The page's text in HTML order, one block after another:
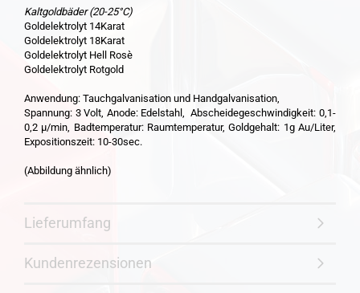
Kaltgoldbäder (20-25°C)
Goldelektrolyt 14Karat
Goldelektrolyt 18Karat
Goldelektrolyt Hell Rosè
Goldelektrolyt Rotgold
Anwendung: Tauchgalvanisation und Handgalvanisation,
Spannung: 3 Volt, Anode: Edelstahl, Abscheidegeschwindigkeit: 0,1-
0,2 µ/min, Badtemperatur: Raumtemperatur, Goldgehalt: 1g Au/Liter,
Expositionszeit: 10-30sec.
(Abbildung ähnlich)
Lieferumfang
Kundenrezensionen